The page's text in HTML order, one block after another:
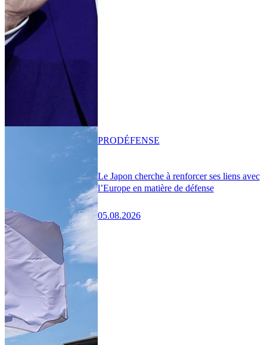
Le Japon cherche à renforcer ses liens avec
l’Europe en matière de défense
05.08.2026
PRODÉFENSE